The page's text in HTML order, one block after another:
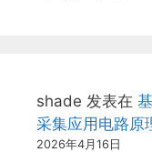
shade 发表在
采集应用电路原
2026年4月16日